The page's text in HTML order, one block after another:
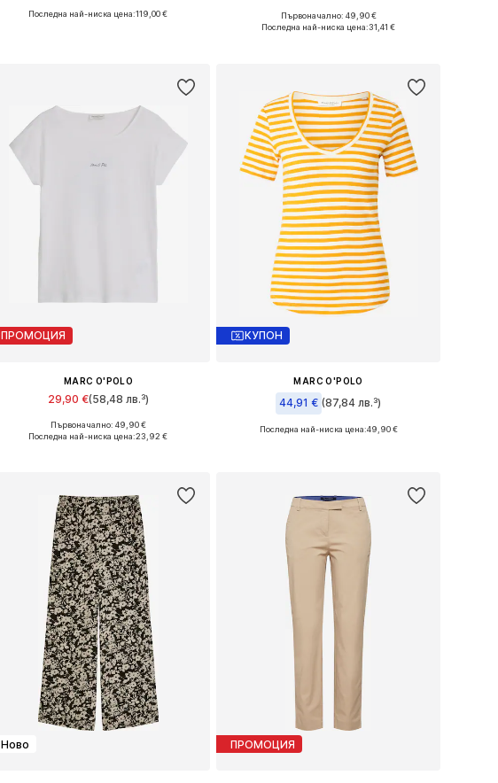
Налични размери: XS, S, M, L, XL
Последна най-ниска цена:119,00 € +4
Налични размери: XS, S, M, L, XL
Първоначално: 49,90 €
Последна най-ниска цена:31,41 €
ПРОМОЦИЯ
MARC O'POLO
29,90 €(58,48 лв.³)
Налични размери: XS, S, M, L, XL, XXL
Първоначално: 49,90 €
Последна най-ниска цена:23,92 €
КУПОН
MARC O'POLO
44,91 € (87,84 лв.³)
Налични размери: S, M, L, XL
Последна най-ниска цена:49,90 €
Ново ПРОМОЦИЯ